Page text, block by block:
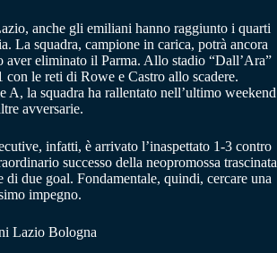
anche gli emiliani hanno raggiunto i quarti
La squadra, campione in carica, potrà ancora
aver eliminato il Parma. Allo stadio “Dall’Ara”
le reti di Rowe e Castro allo scadere.
A, la squadra ha rallentato nell’ultimo weekend
avversarie.
infatti, è arrivato l’inaspettato 1-3 contro
successo della neopromossa trascinata
di due goal. Fondamentale, quindi, cercare una
impegno.
Lazio Bologna